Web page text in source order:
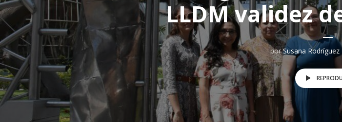
LLDM validez
porSusana Rodríguez